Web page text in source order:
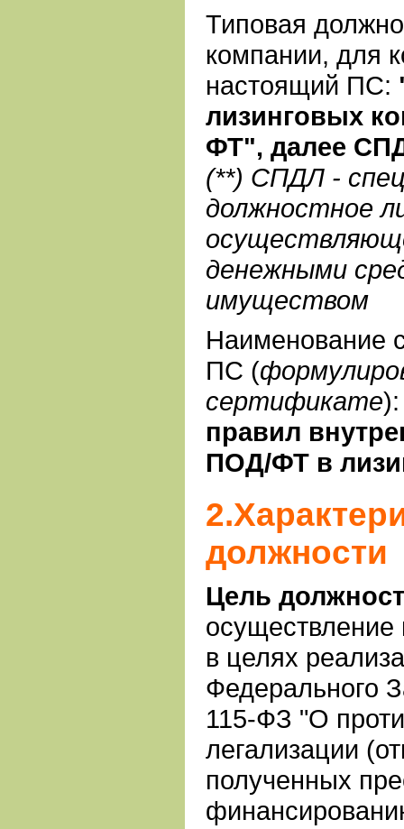
Типовая
компании, для
настоящий ПС:
лизинговых
ФТ", далее
(**) СПДЛ -
должностное
денежными
имуществом
Наименование
ПС (
сертификате
правил
ПОД/ФТ в
должности
Цель
осуществление
в целях
Федерального
115-ФЗ "О
легализации
полученных